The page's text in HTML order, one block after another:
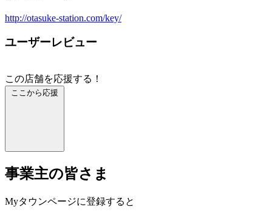
http://otasuke-station.com/key/
ユーザーレビュー
この店舗を応援する！
ここから応援
事業主の皆さま
Myタウンページに登録すると